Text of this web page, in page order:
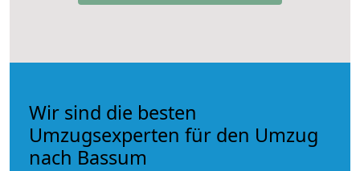
Wir sind die besten
Umzugsexperten für den Umzug
nach Bassum